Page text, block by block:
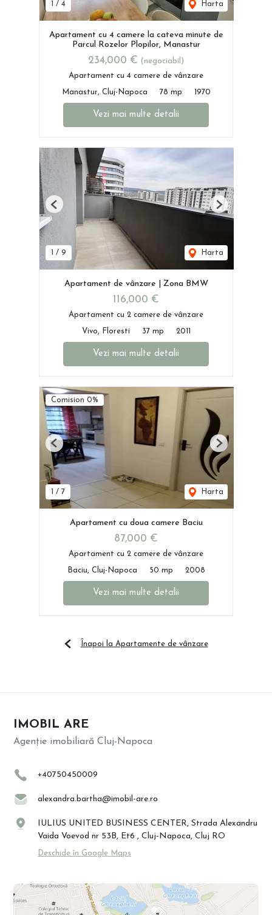
/ 4 Harta
Apartament cu 4 camere la cateva minute de
Parcul Rozelor Plopilor, Manastur
234,000 € (negociabil)
Apartament cu 4 camere de vânzare
Manastur, Cluj-Napoca 78 mp 1970
Vezi mai multe detalii
/ 9 Harta
Previous Next
Apartament de vânzare | Zona BMW
116,000 €
Apartament cu 2 camere de vânzare
Vivo, Floresti 37 mp 2011
Vezi mai multe detalii
Comision 0%
1 / 7 Harta
Previous Next
Apartament cu doua camere Baciu
87,000 €
Apartament cu 2 camere de vânzare
Baciu, Cluj-Napoca 50 mp 2008
Vezi mai multe detalii
Înapoi la Apartamente de vânzare
IMOBIL ARE
Agenție imobiliară Cluj-Napoca
+40750450009
alexandra.bartha@imobil-are.ro
IULIUS UNITED BUSINESS CENTER, Strada Alexandru
Vaida Voevod nr 53B, Et6 , Cluj-Napoca, Cluj RO
Deschide în Google Maps